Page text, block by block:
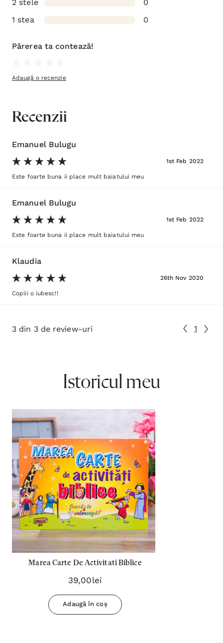
2 stele
0
1 stea
0
Părerea ta contează!
Adaugă o recenzie
Recenzii
Emanuel Bulugu
1st Feb 2022
Este foarte buna ii place mult baiatului meu
Emanuel Bulugu
1st Feb 2022
Este foarte buna ii place mult baiatului meu
Klaudia
26th Nov 2020
Copiii o iubesc!!
3 din 3 de review-uri 1
Istoricul meu
Marea Carte De Activitati Biblice
39,00lei
Adaugă în coș